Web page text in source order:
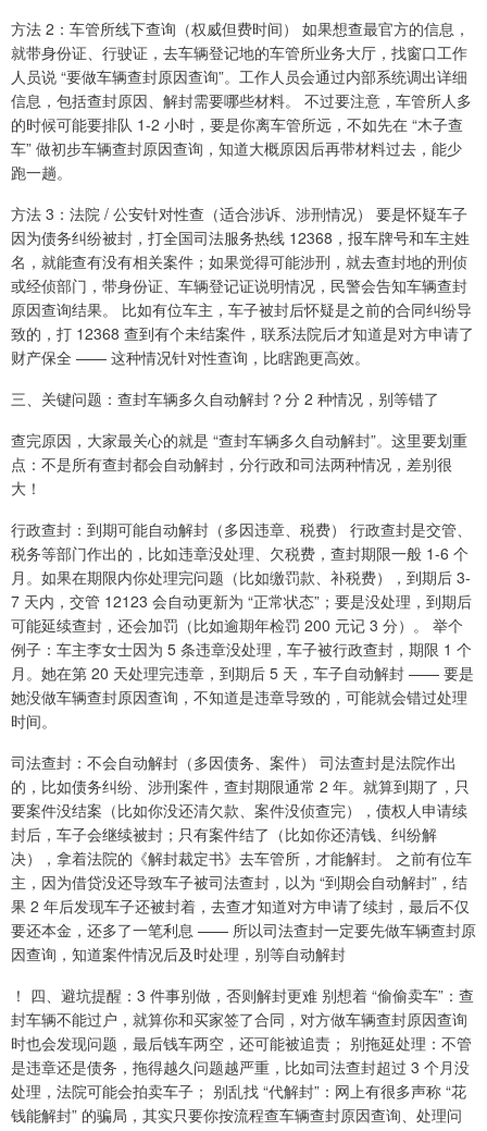
方法 2：车管所线下查询（权威但费时间） 如果想查最官方的信息，
就带身份证、行驶证，去车辆登记地的车管所业务大厅，找窗口工作
人员说 “要做车辆查封原因查询”。工作人员会通过内部系统调出详细
信息，包括查封原因、解封需要哪些材料。 不过要注意，车管所人多
的时候可能要排队 1-2 小时，要是你离车管所远，不如先在 “木子查
车” 做初步车辆查封原因查询，知道大概原因后再带材料过去，能少
跑一趟。
方法 3：法院 / 公安针对性查（适合涉诉、涉刑情况） 要是怀疑车子
因为债务纠纷被封，打全国司法服务热线 12368，报车牌号和车主姓
名，就能查有没有相关案件；如果觉得可能涉刑，就去查封地的刑侦
或经侦部门，带身份证、车辆登记证说明情况，民警会告知车辆查封
原因查询结果。 比如有位车主，车子被封后怀疑是之前的合同纠纷导
致的，打 12368 查到有个未结案件，联系法院后才知道是对方申请了
财产保全 —— 这种情况针对性查询，比瞎跑更高效。
三、关键问题：查封车辆多久自动解封？分 2 种情况，别等错了
查完原因，大家最关心的就是 “查封车辆多久自动解封”。这里要划重
点：不是所有查封都会自动解封，分行政和司法两种情况，差别很
大！
行政查封：到期可能自动解封（多因违章、税费） 行政查封是交管、
税务等部门作出的，比如违章没处理、欠税费，查封期限一般 1-6 个
月。如果在期限内你处理完问题（比如缴罚款、补税费），到期后 3-
7 天内，交管 12123 会自动更新为 “正常状态”；要是没处理，到期后
可能延续查封，还会加罚（比如逾期年检罚 200 元记 3 分）。 举个
例子：车主李女士因为 5 条违章没处理，车子被行政查封，期限 1 个
月。她在第 20 天处理完违章，到期后 5 天，车子自动解封 —— 要是
她没做车辆查封原因查询，不知道是违章导致的，可能就会错过处理
时间。
司法查封：不会自动解封（多因债务、案件） 司法查封是法院作出
的，比如债务纠纷、涉刑案件，查封期限通常 2 年。就算到期了，只
要案件没结案（比如你没还清欠款、案件没侦查完），债权人申请续
封后，车子会继续被封；只有案件结了（比如你还清钱、纠纷解
决），拿着法院的《解封裁定书》去车管所，才能解封。 之前有位车
主，因为借贷没还导致车子被司法查封，以为 “到期会自动解封”，结
果 2 年后发现车子还被封着，去查才知道对方申请了续封，最后不仅
要还本金，还多了一笔利息 —— 所以司法查封一定要先做车辆查封原
因查询，知道案件情况后及时处理，别等自动解封
！ 四、避坑提醒：3 件事别做，否则解封更难 别想着 “偷偷卖车”：查
封车辆不能过户，就算你和买家签了合同，对方做车辆查封原因查询
时也会发现问题，最后钱车两空，还可能被追责； 别拖延处理：不管
是违章还是债务，拖得越久问题越严重，比如司法查封超过 3 个月没
处理，法院可能会拍卖车子； 别乱找 “代解封”：网上有很多声称 “花
钱能解封” 的骗局，其实只要你按流程查车辆查封原因查询、处理问